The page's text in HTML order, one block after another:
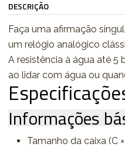
DESCRIÇÃO
Faça uma afirmação
um relógio analógico
A resistência à água até
ao lidar com água ou
Informações
Tamanho da caixa (C